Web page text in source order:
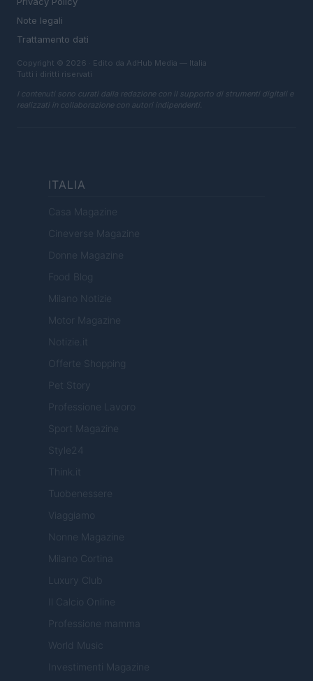
Note legali
Trattamento dati
Copyright © 2026 · Edito da AdHub Media — Italia
Tutti i diritti riservati
I contenuti sono curati dalla redazione con il supporto di strumenti digitali e
realizzati in collaborazione con autori indipendenti.
ITALIA
Casa Magazine
Cineverse Magazine
Donne Magazine
Food Blog
Milano Notizie
Motor Magazine
Notizie.it
Offerte Shopping
Pet Story
Professione Lavoro
Sport Magazine
Style24
Think.it
Tuobenessere
Viaggiamo
Nonne Magazine
Milano Cortina
Luxury Club
Il Calcio Online
Professione mamma
World Music
Investimenti Magazine